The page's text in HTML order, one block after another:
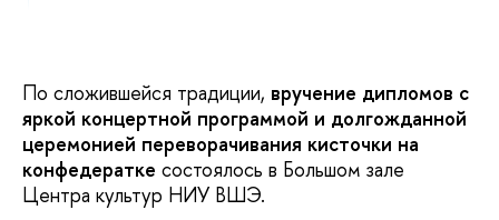
По сложившейся традиции, вручение дипломов с
яркой концертной программой и долгожданной
церемонией переворачивания кисточки на
конфедератке состоялось в Большом зале
Центра культур НИУ ВШЭ.